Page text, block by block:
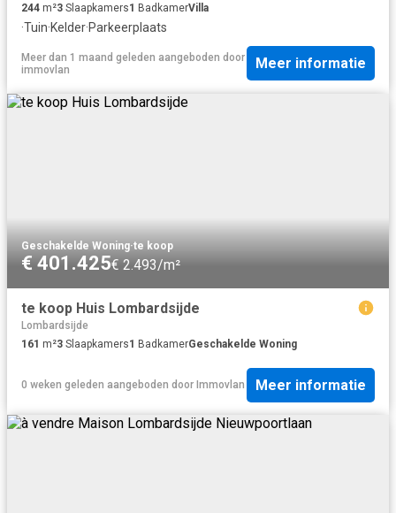
244 m²3 Slaapkamers1 BadkamerVilla
·Tuin·Kelder·Parkeerplaats
Meer dan 1 maand geleden aangeboden door
immovlan
Meer informatie
Geschakelde Woning·te koop
€ 401.425€ 2.493/m²
te koop Huis Lombardsijde
Lombardsijde
161 m²3 Slaapkamers1 BadkamerGeschakelde Woning
0 weken geleden aangeboden door Immovlan Meer informatie